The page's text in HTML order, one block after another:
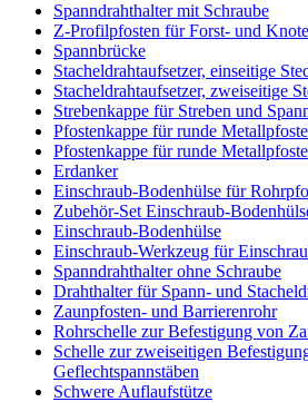
Spanndrahthalter mit Schraube
Z-Profilpfosten für Forst- und
Spannbrücke
Stacheldrahtaufsetzer, einseitige
Stacheldrahtaufsetzer, zweiseitige
Strebenkappe für Streben und
Pfostenkappe für runde
Pfostenkappe für runde
Erdanker
Einschraub-Bodenhülse für
Zubehör-Set Einschraub-
Einschraub-Bodenhülse
Einschraub-Werkzeug für
Spanndrahthalter ohne Schraube
Drahthalter für Spann- und
Zaunpfosten- und Barrierenrohr
Rohrschelle zur Befestigung von
Schelle zur zweiseitigen
Geflechtspannstäben
Schwere Auflaufstütze